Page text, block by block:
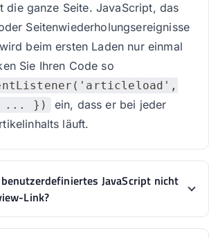
die ganze Seite. JavaScript, das
Seitenwiederholungsereignisse
beim ersten Laden nur einmal
Sie Ihren Code so
... })
ein, dass er bei jeder
läuft.
JavaScript nicht
Link?